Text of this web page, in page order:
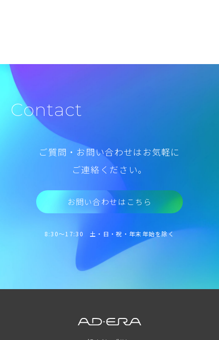
Contact
ご質問・お問い合わせはお気軽に
ご連絡ください。
お問い合わせはこちら
8:30～17:30 土・日・祝・年末年始を除く